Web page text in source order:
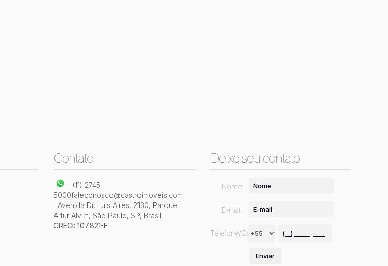
Contato
(11) 2745-
5000faleconosco@castroimoveis.com
Avenida Dr. Luis Aires, 2130, Parque
Artur Alvim, São Paulo, SP, Brasil
CRECI: 107.821-F
Deixe seu contato
Nome:
E-mail:
Telefone/Celular: